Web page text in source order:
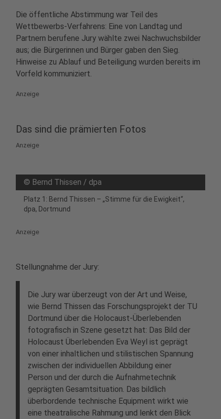
Die öffentliche Abstimmung war Teil des
Wettbewerbs‑Verfahrens: Eine von Landtag und
Partnern berufene Jury wählte zwei Nachwuchsbilder
aus; die Bürgerinnen und Bürger gaben den Sieg.
Hinweise zu Ablauf und Beteiligung wurden bereits im
Vorfeld kommuniziert.
Anzeige
Das sind die prämierten Fotos
Anzeige
© Bernd Thissen / dpa
Platz 1: Bernd Thissen – „Stimme für die Ewigkeit“,
dpa, Dortmund
Anzeige
Stellungnahme der Jury:
Die Jury war überzeugt von der Art und Weise,
wie Bernd Thissen das Forschungsprojekt der TU
Dortmund über die Holocaust-Überlebenden
fotografisch in Szene gesetzt hat: Das Bild der
Holocaust Überlebenden Eva Weyl ist geprägt
von einer inhaltlichen und stilistischen Spannung
zwischen der individuellen Abbildung einer
Person und der durch die Aufnahmetechnik
geprägten Gesamtsituation. Das bildlich
überbordende technische Equipment wirkt wie
eine theatralische Rahmung und lenkt den Blick